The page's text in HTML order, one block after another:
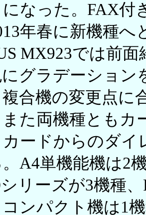
になった。FAX付
年春に新機種
MX923では前
グラデーション
合機の変更点に
また両機種ともカ
ードからのダイ
A4単機能機は2
シリーズが3機種
ンパクト機は1